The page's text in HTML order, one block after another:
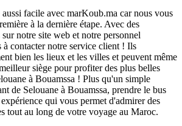
facile avec marKoub.ma car nous vous
à la dernière étape. Avec des
notre site web et notre personnel
à contacter notre service client ! Ils
bien les lieux et les villes et peuvent même
siège pour profiter des plus belles
à Bouamssa ! Plus qu'un simple
de Selouane à Bouamssa, prendre le bus
qui vous permet d'admirer des
tout au long de votre voyage au Maroc.